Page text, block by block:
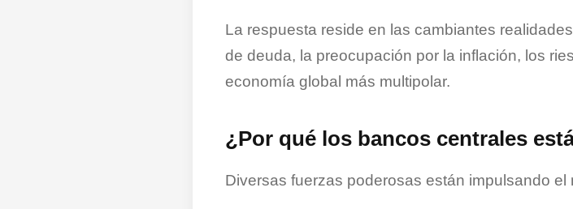
La respuesta reside en las cambiantes
de deuda, la preocupación por la inflación, los
economía global más multipolar.
¿Por qué los bancos centrales
Diversas fuerzas poderosas están impulsando el